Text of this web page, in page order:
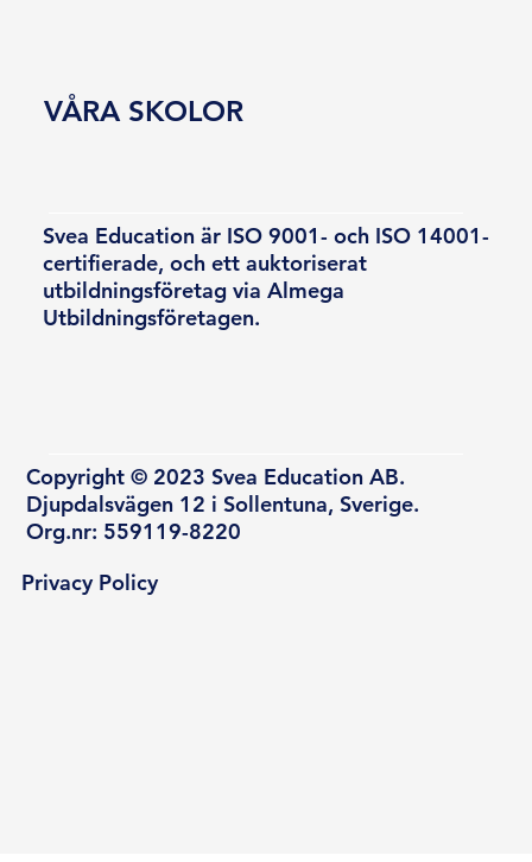
Svea Education är ISO 9001- och ISO 14001-
certifierade, och ett auktoriserat
utbildningsföretag via Almega
Utbildningsföretagen.
Copyright © 2023 Svea Education AB.
Djupdalsvägen 12 i Sollentuna, Sverige.
Org.nr: 559119-8220
VÅRA SKOLOR
Privacy Policy